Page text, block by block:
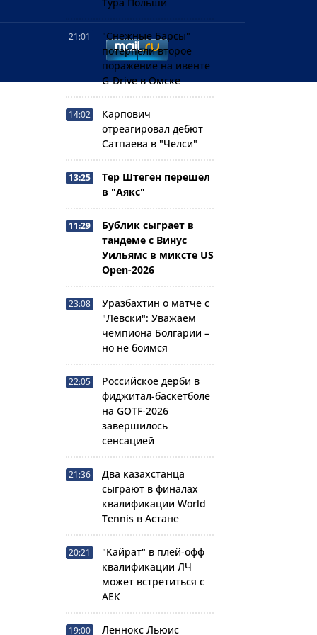
21:01
"Снежные Барсы"
потерпели второе
поражение на ивенте
G-Drive в Омске
14:02
Карпович
отреагировал дебют
Сатпаева в "Челси"
13:25
Тер Штеген перешел
в "Аякс"
11:29
Бублик сыграет в
тандеме с Винус
Уильямс в миксте US
Open-2026
23:08
Уразбахтин о матче с
"Левски": Уважаем
чемпиона Болгарии –
но не боимся
22:05
Российское дерби в
фиджитал-баскетболе
на GOTF-2026
завершилось
сенсацией
21:36
Два казахстанца
сыграют в финалах
квалификации World
Tennis в Астане
20:21
"Кайрат" в плей-офф
квалификации ЛЧ
может встретиться с
АЕК
19:00 Леннокс Льюис